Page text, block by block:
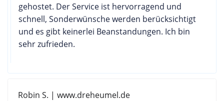
gehostet. Der Service ist hervorragend und
schnell, Sonderwünsche werden berücksichtigt
und es gibt keinerlei Beanstandungen. Ich bin
sehr zufrieden.
Robin S. | www.dreheumel.de